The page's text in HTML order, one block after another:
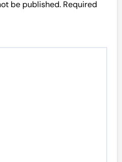
be published. Required